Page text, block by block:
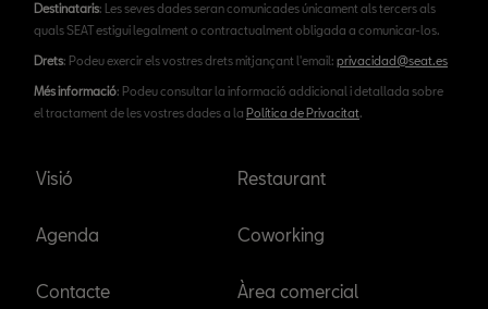
Destinataris: Les seves dades seran comunicades únicament als tercers als
quals SEAT estigui legalment o contractualment obligada a comunicar-los.
Drets: Podeu exercir els vostres drets mitjançant l'email: privacidad@seat.es
Més informació: Podeu consultar la informació addicional i detallada sobre
el tractament de les vostres dades a la Política de Privacitat.
Visió
Agenda
Contacte
Restaurant
Coworking
Àrea comercial